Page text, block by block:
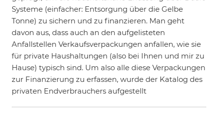
Systeme (einfacher: Entsorgung über die Gelbe
Tonne) zu sichern und zu finanzieren. Man geht
davon aus, dass auch an den aufgelisteten
Anfallstellen Verkaufsverpackungen anfallen, wie sie
für private Haushaltungen (also bei Ihnen und mir zu
Hause) typisch sind. Um also alle diese Verpackungen
zur Finanzierung zu erfassen, wurde der Katalog des
privaten Endverbrauchers aufgestellt